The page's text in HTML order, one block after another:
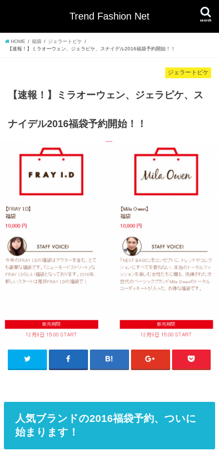
Trend Fashion Net search
HOME 福袋
ジェラートピケ
【速報！】ミラオーウェン、ジェラピケ、スナイデル2016福袋予約開始！！
ジェラートピケ
【速報！】ミラオーウェン、ジェラピケ、ス
ナイデル2016福袋予約開始！！
人気ブランドの2016福袋予約、ついに
始まります！